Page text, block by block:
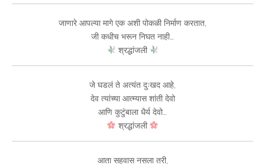
जाणारे आपल्या मागे एक अशी पोकळी निर्माण करतात,
जी कधीच भरून निघत नाही…
श्रद्धांजली
जे घडलं ते अत्यंत दुःखद आहे,
देव त्यांच्या आत्म्यास शांती देवो
आणि कुटुंबाला धैर्य देवो…
श्रद्धांजली
आता सहवास नसला तरी,